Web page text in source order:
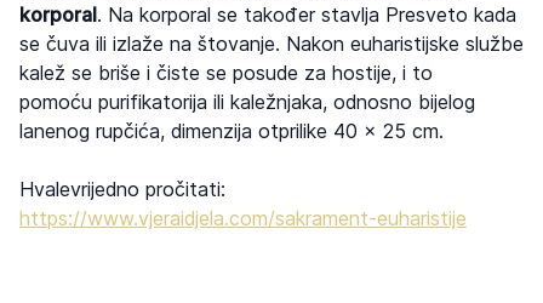
korporal. Na korporal se također stavlja Presveto kada
se čuva ili izlaže na štovanje. Nakon euharistijske službe
kalež se briše i čiste se posude za hostije, i to
pomoću purifikatorija ili kaležnjaka, odnosno bijelog
lanenog rupčića, dimenzija otprilike 40 x 25 cm.
Hvalevrijedno pročitati:
https://www.vjeraidjela.com/sakrament-euharistije